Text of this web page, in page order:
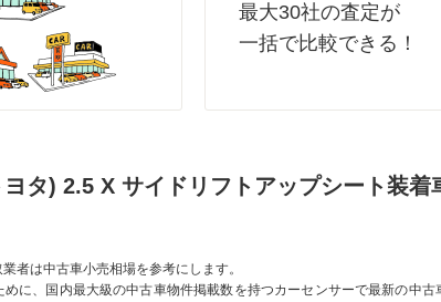
最大30社の査定が
一括で比較できる！
タ) 2.5 X サイドリフトアップシート装着
者は中古車小売相場を参考にします。
に、国内最大級の中古車物件掲載数を持つカーセンサーで最新の中